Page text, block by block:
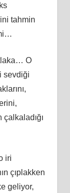
tahmin
O
sevdiği
iri
çıplakken
geliyor,